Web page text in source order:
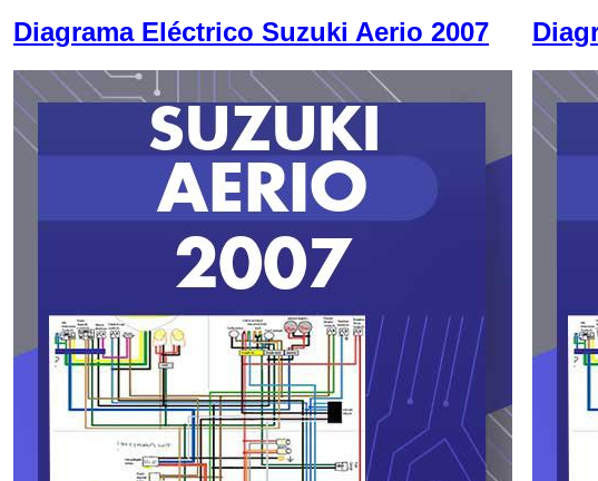
Diagrama Eléctrico Suzuki Aerio 2007